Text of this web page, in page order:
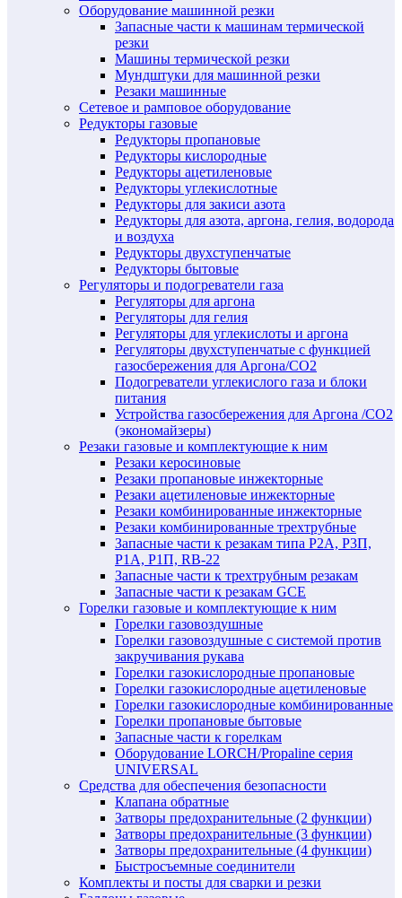
Оборудование машинной резки
Запасные части к машинам термической
резки
Машины термической резки
Мундштуки для машинной резки
Резаки машинные
Сетевое и рамповое оборудование
Редукторы газовые
Редукторы пропановые
Редукторы кислородные
Редукторы ацетиленовые
Редукторы углекислотные
Редукторы для закиси азота
Редукторы для азота, аргона, гелия, водорода
и воздуха
Редукторы двухступенчатые
Редукторы бытовые
Регуляторы и подогреватели газа
Регуляторы для аргона
Регуляторы для гелия
Регуляторы для углекислоты и аргона
Регуляторы двухступенчатые c функцией
газосбережения для Аргона/СО2
Подогреватели углекислого газа и блоки
питания
Устройства газосбережения для Аргона /СО2
(экономайзеры)
Резаки газовые и комплектующие к ним
Резаки керосиновые
Резаки пропановые инжекторные
Резаки ацетиленовые инжекторные
Резаки комбинированные инжекторные
Резаки комбинированные трехтрубные
Запасные части к резакам типа Р2А, Р3П,
Р1А, Р1П, RB-22
Запасные части к трехтрубным резакам
Запасные части к резакам GCE
Горелки газовые и комплектующие к ним
Горелки газовоздушные
Горелки газовоздушные с системой против
закручивания рукава
Горелки газокислородные пропановые
Горелки газокислородные ацетиленовые
Горелки газокислородные комбинированные
Горелки пропановые бытовые
Запасные части к горелкам
Оборудование LORCH/Propaline серия
UNIVERSAL
Средства для обеспечения безопасности
Клапана обратные
Затворы предохранительные (2 функции)
Затворы предохранительные (3 функции)
Затворы предохранительные (4 функции)
Быстросъемные соединители
Комплекты и посты для сварки и резки